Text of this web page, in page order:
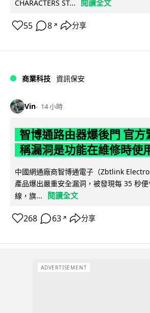
CHARACTERS ST...
閱讀全文
55 8 ↗ 分享
商業科技 資訊保安
Vin 14 小時
智博通路由器爆後門 官方
稱漏洞是功能在維修時使
中國網通廠商智博通電子（Zbtlink
產品爆出嚴重安全漏洞，被發現每 35 秒
線，旗...
閱讀全文
268 63 ↗ 分享
ADVERTISEMENT